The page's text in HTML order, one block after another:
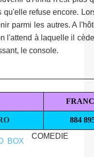
refuse encore.
parmi les autres. A
l'attend à laquelle il
le console.
884
COMEDIE